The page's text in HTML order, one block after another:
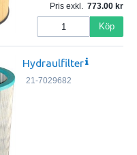
Pris exkl. 773.00
Köp
Hydraulfilter
21-7029682